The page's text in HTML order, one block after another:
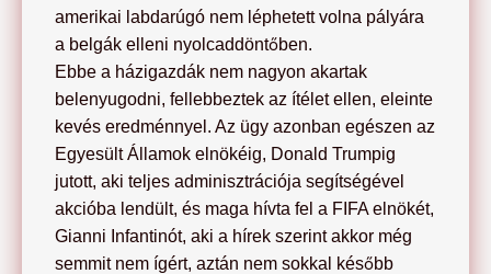
amerikai labdarúgó nem léphetett volna pályára
a belgák elleni nyolcaddöntőben.
Ebbe a házigazdák nem nagyon akartak
belenyugodni, fellebbeztek az ítélet ellen, eleinte
kevés eredménnyel. Az ügy azonban egészen az
Egyesült Államok elnökéig, Donald Trumpig
jutott, aki teljes adminisztrációja segítségével
akcióba lendült, és maga hívta fel a FIFA elnökét,
Gianni Infantinót, aki a hírek szerint akkor még
semmit nem ígért, aztán nem sokkal később